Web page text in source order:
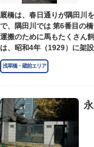
厩橋は、春日通りが隅田川
で、隅田川では 第6番目の
運搬のために馬もたくさん
は、昭和4年（1929）に架
ス細工が組み込まれています
浅草橋・蔵前エリア